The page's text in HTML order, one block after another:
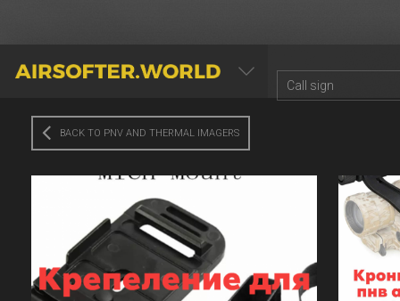
AIRSOFTER.WORLD
BACK TO PNV AND THERMAL IMAGERS